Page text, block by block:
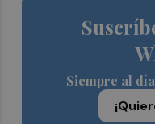
Siempre al